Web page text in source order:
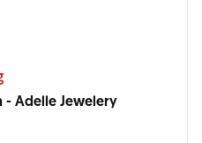
- Adelle Jewelery